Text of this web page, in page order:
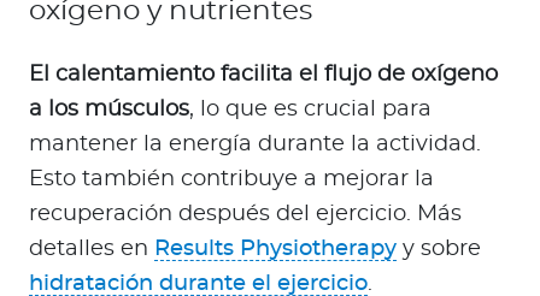
oxígeno y nutrientes
El calentamiento facilita el flujo de oxígeno
a los músculos, lo que es crucial para
mantener la energía durante la actividad.
Esto también contribuye a mejorar la
recuperación después del ejercicio. Más
detalles en Results Physiotherapy y sobre
hidratación durante el ejercicio.